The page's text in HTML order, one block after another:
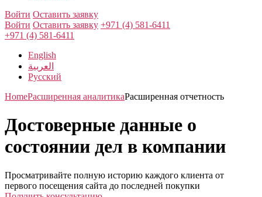
Войти Оставить заявку
Войти Оставить заявку +971 (4) 581-6411
+971 (4) 581-6411
English
العربية
Русский
HomeРасширенная аналитикаРасширенная отчетность
Достоверные данные о
состоянии дел в компании
Просматривайте полную историю каждого клиента от
первого посещения сайта до последней покупки